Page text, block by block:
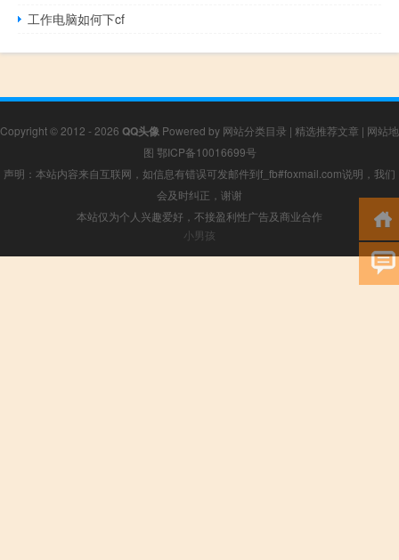
工作电脑如何下cf
Copyright © 2012 - 2026 QQ头像 Powered by 网站分类目录 | 精选推荐文章 | 网站地
图 鄂ICP备10016699号
声明：本站内容来自互联网，如信息有错误可发邮件到f_fb#foxmail.com说明，我们
会及时纠正，谢谢
本站仅为个人兴趣爱好，不接盈利性广告及商业合作
小男孩